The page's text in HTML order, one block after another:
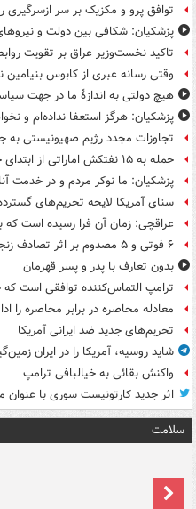
توافق پرو و مکزیک بر سر ازسرگیری
پزشکیان: شکافی بین دولت و
تاکید نخست‌وزیر عراق بر تقویت
وقتی رسانه عبری از کابوس بنیامین
هیچ دولتی به اندازۀ ما در جهت
پزشکیان: هرگز استعفا نداده‌ام و
تجاوزات مجدد رژیم صهیونیستی به
حمله به ۱۵ نفتکش‌ اماراتی از ابتدای جنگ
پزشکیان: ما نوکر مردم و در خدمت
سنای آمریکا لایحه تحریم‌های
عراقچی: زمان آن فرا رسیده است که
۶ فوتی و ۵ مصدوم بر اثر تصادف زنجیره‌ای
بدون تعارف با پدر و پسر قهرمان
ترامپ التماس‌کننده توافقی است که
معادله محاصره در برابر محاصره را
تحریم‌های جدید ضد ایرانی آمریکا
شاید روسیه، آمریکا را در ایران
واکنش بقائی به خیالبافی ترامپ
اثر جدید کارتونیست سوری با عنوان
سلامت